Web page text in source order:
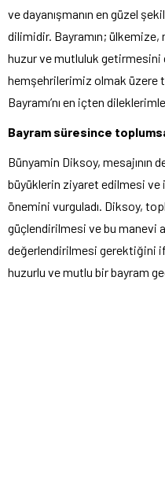
ve dayanışmanın en güzel
dilimidir. Bayramın; ülkemize,
huzur ve mutluluk getirmesini
hemşehrilerimiz olmak üzere
Bayramı’nı en içten
Bayram süresince
Bünyamin Diksoy, mesajının
büyüklerin ziyaret edilmesi
önemini vurguladı. Diksoy,
güçlendirilmesi ve bu manevi
değerlendirilmesi gerektiğini
huzurlu ve mutlu bir bayram